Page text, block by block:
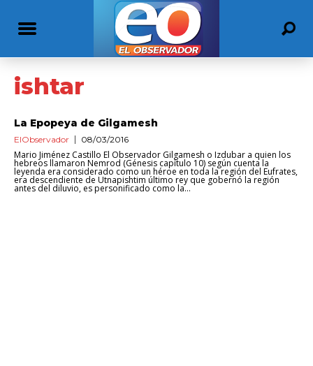
ishtar
La Epopeya de Gilgamesh
ElObservador 08/03/2016
Mario Jiménez Castillo El Observador Gilgamesh o Izdubar a quien los
hebreos llamaron Nemrod (Génesis capítulo 10) según cuenta la
leyenda era considerado como un héroe en toda la región del Eufrates,
era descendiente de Utnapishtim último rey que gobernó la región
antes del diluvio, es personificado como la...